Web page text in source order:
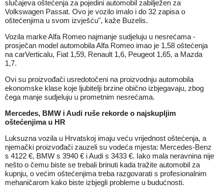
slučajeva oštećenja za pojedini automobil zabilježen za
Volkswagen Passat. Ovo je vozilo imalo i do 32 zapisa o
oštećenjima u svom izvješću", kaže Buzelis.
Vozila marke Alfa Romeo najmanje sudjeluju u nesrećama -
prosječan model automobila Alfa Romeo imao je 1,58 oštećenja
na carVerticalu, Fiat 1,59, Renault 1,6, Peugeot 1,65, a Mazda
1,7.
Ovi su proizvođači usredotočeni na proizvodnju automobila
ekonomske klase koje ljubitelji brzine obično izbjegavaju, zbog
čega manje sudjeluju u prometnim nesrećama.
Mercedes, BMW i Audi ruše rekorde o najskupljim
oštećenjima u HR
Luksuzna vozila u Hrvatskoj imaju veću vrijednost oštećenja, a
njemački proizvođači zauzeli su vodeća mjesta: Mercedes-Benz
s 4122 €, BMW s 3940 € i Audi s 3433 €. Iako mala neravnina nije
nešto o čemu biste se trebali brinuti kada tražite automobil za
kupnju, o većim oštećenjima treba razgovarati s profesionalnim
mehaničarom kako biste izbjegli probleme u budućnosti.